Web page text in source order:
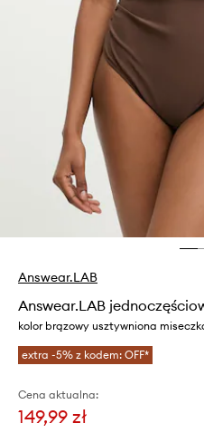
Answear.LAB
Answear.LAB
kolor brązowy usztywniona
extra -5% z kodem: OFF*
Cena aktualna:
149,99 zł